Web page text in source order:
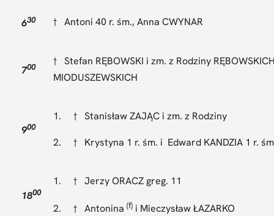
630 † Antoni 40 r. śm., Anna CWYNAR
700
† Stefan RĘBOWSKI i zm. z Rodziny
MIODUSZEWSKICH
900
1. † Stanisław ZAJĄC i zm. z Rodziny
2. † Krystyna 1 r. śm. i Edward KANDZIA 1 r.
1800
1. † Jerzy ORACZ greg. 11
2. † Antonina (f) i Mieczysław ŁAZARKO